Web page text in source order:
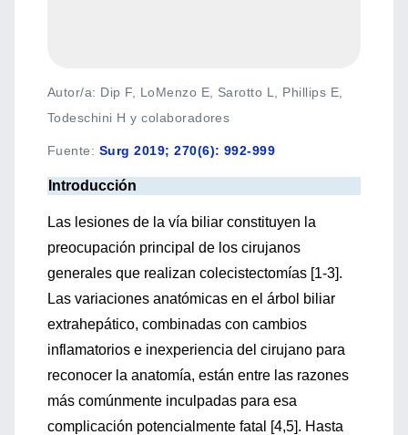
Autor/a: Dip F, LoMenzo E, Sarotto L, Phillips E,
Todeschini H y colaboradores
Fuente: Surg 2019; 270(6): 992-999
Introducción
Las lesiones de la vía biliar constituyen la
preocupación principal de los cirujanos
generales que realizan colecistectomías [1-3].
Las variaciones anatómicas en el árbol biliar
extrahepático, combinadas con cambios
inflamatorios e inexperiencia del cirujano para
reconocer la anatomía, están entre las razones
más comúnmente inculpadas para esa
complicación potencialmente fatal [4,5]. Hasta